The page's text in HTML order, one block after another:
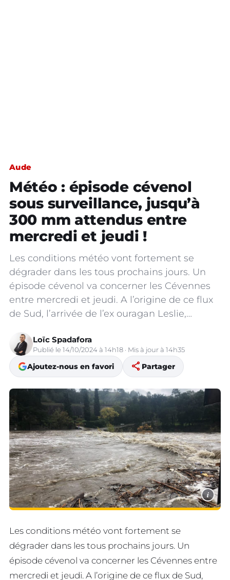
Aude
Météo : épisode cévenol
sous surveillance, jusqu’à
300 mm attendus entre
mercredi et jeudi !
Les conditions météo vont fortement se
dégrader dans les tous prochains jours. Un
épisode cévenol va concerner les Cévennes
entre mercredi et jeudi. A l’origine de ce flux
de Sud, l’arrivée de l’ex ouragan Leslie,…
Loïc Spadafora
Publié le 14/10/2024 à 14h18 · Mis à jour à 14h35
Ajoutez-nous en favori share Partager
i
Les conditions météo vont fortement se
dégrader dans les tous prochains jours. Un
épisode cévenol va concerner les Cévennes entre
mercredi et jeudi. A l’origine de ce flux de Sud,